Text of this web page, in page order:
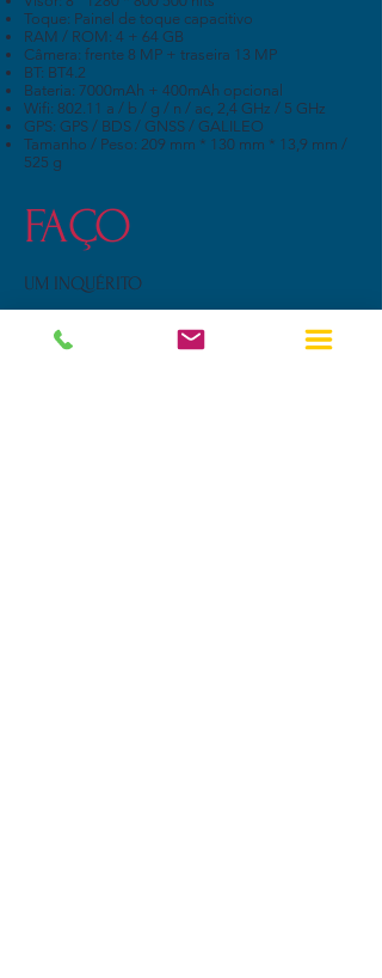
Toque: Painel de toque capacitivo
RAM / ROM: 4 + 64 GB
Câmera: frente 8 MP + traseira 13 MP
BT: BT4.2
Bateria: 7000mAh + 400mAh opcional
Wifi: 802.11 a / b / g / n / ac, 2,4 GHz / 5 GHz
GPS: GPS / BDS / GNSS / GALILEO
Tamanho / Peso: 209 mm * 130 mm * 13,9 mm /
525 g
FAÇO
UM INQUÉRITO